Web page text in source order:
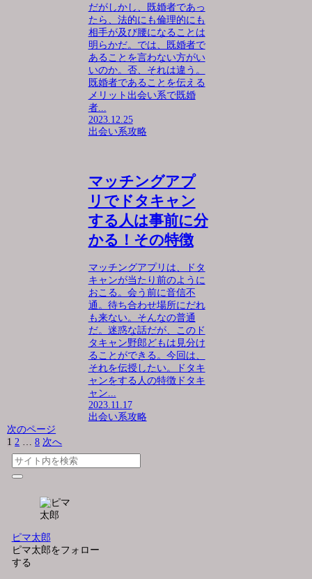
だがしかし、既婚者であっ
たら、法的にも倫理的にも
相手が及び腰になることは
明らかだ。では、既婚者で
あることを言わない方がい
いのか。否、それは違う。
既婚者であることを伝える
メリット出会い系で既婚
者...
2023.12.25
出会い系攻略
マッチングアプ
リでドタキャン
する人は事前に分
かる！その特徴
マッチングアプリは、ドタ
キャンが当たり前のように
おこる。会う前に音信不
通。待ち合わせ場所にだれ
も来ない。そんなの普通
だ。迷惑な話だが、このド
タキャン野郎どもは見分け
ることができる。今回は、
それを伝授したい。ドタキ
ャンをする人の特徴ドタキ
ャン...
2023.11.17
出会い系攻略
次のページ
1 2 … 8 次へ
ピマ太郎
ピマ太郎をフォロー
する